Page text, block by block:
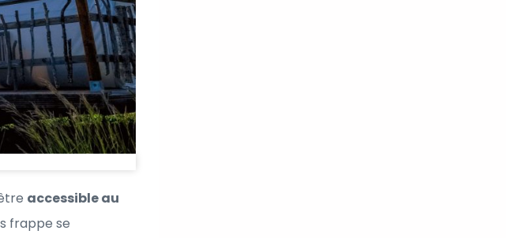
accessible au
frappe se